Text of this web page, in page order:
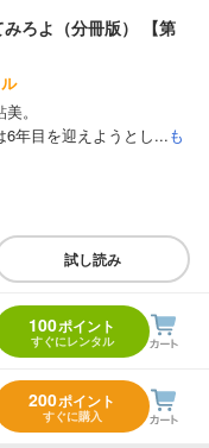
ろよ（分冊版） 【第
。
6年目を迎えようとし...も
試し読み
100ポイント
すぐにレンタル
200ポイント
すぐに購入